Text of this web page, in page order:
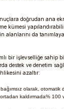
doğrudan ana
kümesi
alanlarını da
bir işlevselliğe sahip
destek ve denetim
azaltır:
olarak,
kaldırmada% 100